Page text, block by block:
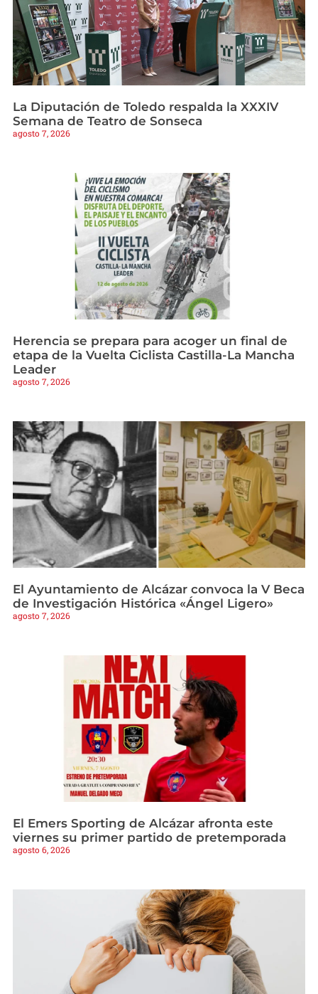
La Diputación de Toledo respalda la XXXIV
Semana de Teatro de Sonseca
agosto 7, 2026
Herencia se prepara para acoger un final de
etapa de la Vuelta Ciclista Castilla-La Mancha
Leader
agosto 7, 2026
El Ayuntamiento de Alcázar convoca la V Beca
de Investigación Histórica «Ángel Ligero»
agosto 7, 2026
El Emers Sporting de Alcázar afronta este
viernes su primer partido de pretemporada
agosto 6, 2026